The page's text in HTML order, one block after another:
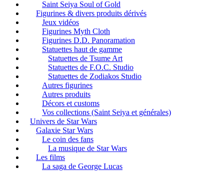
Saint Seiya Soul of Gold
Figurines & divers produits dérivés
Jeux vidéos
Figurines Myth Cloth
Figurines D.D. Panoramation
Statuettes haut de gamme
Statuettes de Tsume Art
Statuettes de F.O.C. Studio
Statuettes de Zodiakos Studio
Autres figurines
Autres produits
Décors et customs
Vos collections (Saint Seiya et générales)
Univers de Star Wars
Galaxie Star Wars
Le coin des fans
La musique de Star Wars
Les films
La saga de George Lucas